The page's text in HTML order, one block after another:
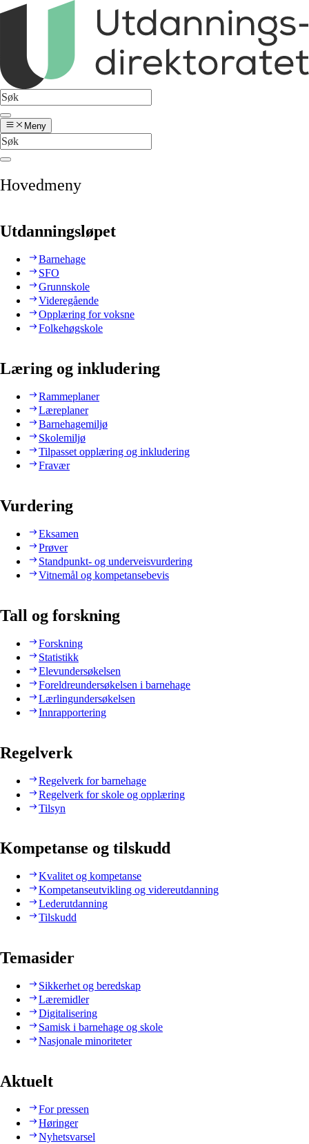
Meny
Hovedmeny
Utdanningsløpet
Barnehage
SFO
Grunnskole
Videregående
Opplæring for voksne
Folkehøgskole
Læring og inkludering
Rammeplaner
Læreplaner
Barnehagemiljø
Skolemiljø
Tilpasset opplæring og inkludering
Fravær
Vurdering
Eksamen
Prøver
Standpunkt- og underveisvurdering
Vitnemål og kompetansebevis
Tall og forskning
Forskning
Statistikk
Elevundersøkelsen
Foreldreundersøkelsen i barnehage
Lærlingundersøkelsen
Innrapportering
Regelverk
Regelverk for barnehage
Regelverk for skole og opplæring
Tilsyn
Kompetanse og tilskudd
Kvalitet og kompetanse
Kompetanseutvikling og videreutdanning
Lederutdanning
Tilskudd
Temasider
Sikkerhet og beredskap
Læremidler
Digitalisering
Samisk i barnehage og skole
Nasjonale minoriteter
Aktuelt
For pressen
Høringer
Nyhetsvarsel